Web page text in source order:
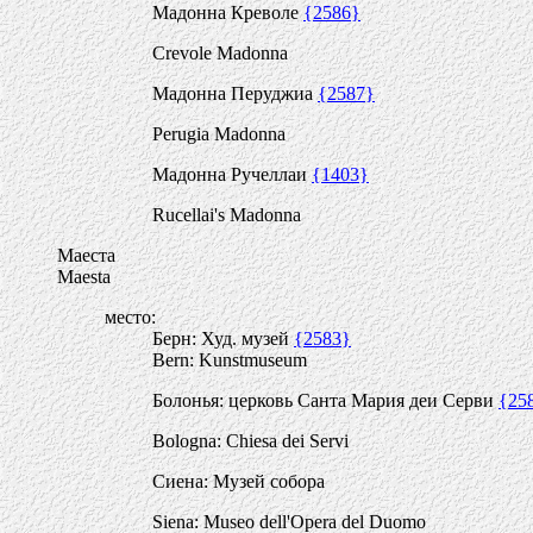
Мадонна Креволе{2586}
Crevole Madonna
Мадонна Перуджиа{2587}
Perugia Madonna
Мадонна Ручеллаи{1403}
Rucellai's Madonna
Маеста
Maestа
место:
Берн: Худ. музей{2583}
Bern: Kunstmuseum
Болонья: церковь Санта Мария деи Серви
Bologna: Chiesa dei Servi
Сиена: Музей собора
Siena: Museo dell'Opera del Duomo